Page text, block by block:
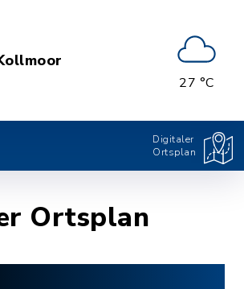
27 °C
Digitaler
Ortsplan
Ortsplan